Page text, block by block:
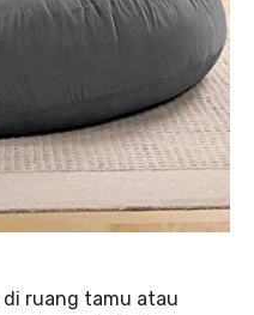
ruang tamu atau